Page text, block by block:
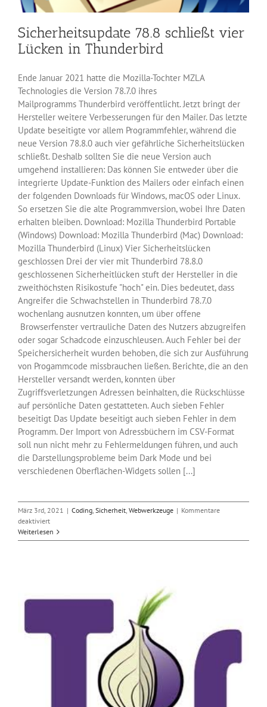
Sicherheitsupdate 78.8 schließt vier
Lücken in Thunderbird
Ende Januar 2021 hatte die Mozilla-Tochter MZLA
Technologies die Version 78.7.0 ihres
Mailprogramms Thunderbird veröffentlicht. Jetzt bringt der
Hersteller weitere Verbesserungen für den Mailer. Das letzte
Update beseitigte vor allem Programmfehler, während die
neue Version 78.8.0 auch vier gefährliche Sicherheitslücken
schließt. Deshalb sollten Sie die neue Version auch
umgehend installieren: Das können Sie entweder über die
integrierte Update-Funktion des Mailers oder einfach einen
der folgenden Downloads für Windows, macOS oder Linux.
So ersetzen Sie die alte Programmversion, wobei Ihre Daten
erhalten bleiben. Download: Mozilla Thunderbird Portable
(Windows) Download: Mozilla Thunderbird (Mac) Download:
Mozilla Thunderbird (Linux) Vier Sicherheitslücken
geschlossen Drei der vier mit Thunderbird 78.8.0
geschlossenen Sicherheitlücken stuft der Hersteller in die
zweithöchsten Risikostufe "hoch" ein. Dies bedeutet, dass
Angreifer die Schwachstellen in Thunderbird 78.7.0
wochenlang ausnutzen konnten, um über offene
Browserfenster vertrauliche Daten des Nutzers abzugreifen
oder sogar Schadcode einzuschleusen. Auch Fehler bei der
Speichersicherheit wurden behoben, die sich zur Ausführung
von Progammcode missbrauchen ließen. Berichte, die an den
Hersteller versandt werden, konnten über
Zugriffsverletzungen Adressen beinhalten, die Rückschlüsse
auf persönliche Daten gestatteten. Auch sieben Fehler
beseitigt Das Update beseitigt auch sieben Fehler in dem
Programm. Der Import von Adressbüchern im CSV-Format
soll nun nicht mehr zu Fehlermeldungen führen, und auch
die Darstellungsprobleme beim Dark Mode und bei
verschiedenen Oberflächen-Widgets sollen [...]
März 3rd, 2021 | Coding, Sicherheit, Webwerkzeuge | Kommentare
deaktiviertfür
Sicherheitsupdate
78.8
Weiterlesen